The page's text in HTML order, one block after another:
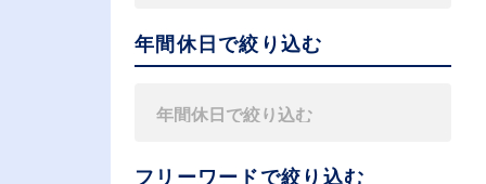
年間休日で絞り込む
フリーワードで絞り込む